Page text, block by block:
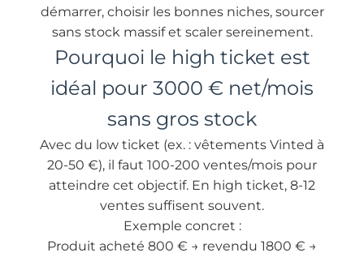
démarrer, choisir les bonnes niches, sourcer
sans stock massif et scaler sereinement.
Pourquoi le high ticket est
idéal pour 3000 € net/mois
sans gros stock
Avec du low ticket (ex. : vêtements Vinted à
20-50 €), il faut 100-200 ventes/mois pour
atteindre cet objectif. En high ticket, 8-12
ventes suffisent souvent.
Exemple concret :
Produit acheté 800 € → revendu 1800 € →